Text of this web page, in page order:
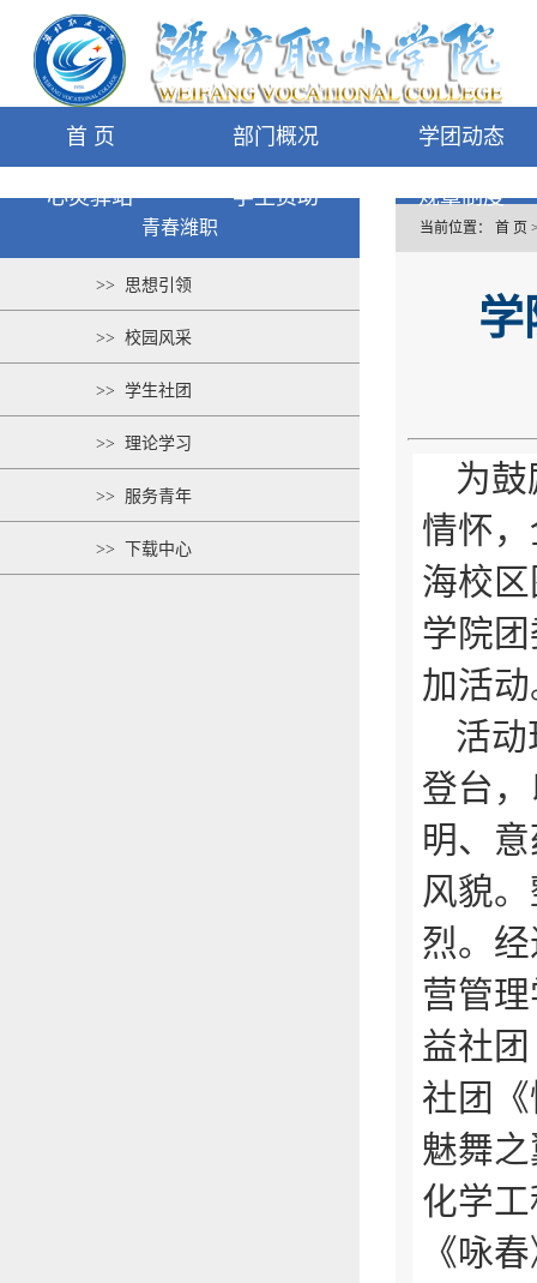
首 页 部门概况 学团动态
心灵驿站 学生资助 规章制度
青春潍职
>> 思想引领
>> 校园风采
>> 学生社团
>> 理论学习
>> 服务青年
>> 下载中心
当前位置： 首 页
学
为
情怀
海校
学院
加活
活动
登台
明、
风貌
烈。
营管
益社
社团《
魅舞
化学
《咏